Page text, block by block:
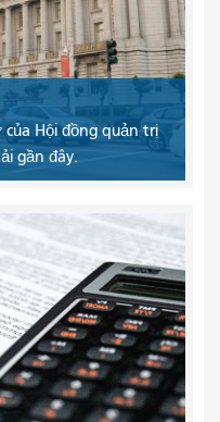
Hội đồng quản trị
gần đây.